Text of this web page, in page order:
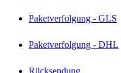
Paketverfolgung - GLS
Paketverfolgung - DHL